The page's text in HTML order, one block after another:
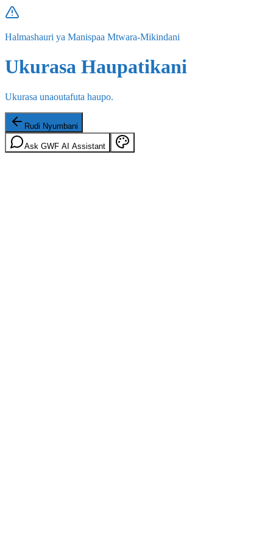
Halmashauri ya Manispaa Mtwara-Mikindani
Ukurasa Haupatikani
Ukurasa unaoutafuta haupo.
Rudi Nyumbani
Ask GWF AI Assistant